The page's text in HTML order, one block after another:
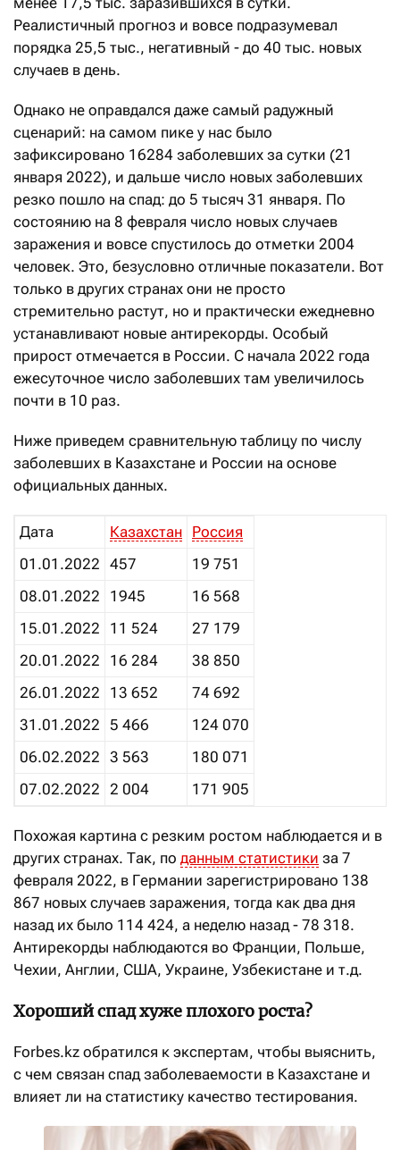
Реалистичный прогноз и вовсе подразумевал
порядка 25,5 тыс., негативный - до 40 тыс. новых
случаев в день.
Однако не оправдался даже самый радужный
сценарий: на самом пике у нас было
зафиксировано 16284 заболевших за сутки (21
января 2022), и дальше число новых заболевших
резко пошло на спад: до 5 тысяч 31 января. По
состоянию на 8 февраля число новых случаев
заражения и вовсе спустилось до отметки 2004
человек. Это, безусловно отличные показатели. Вот
только в других странах они не просто
стремительно растут, но и практически ежедневно
устанавливают новые антирекорды. Особый
прирост отмечается в России. С начала 2022 года
ежесуточное число заболевших там увеличилось
почти в 10 раз.
Ниже приведем сравнительную таблицу по числу
заболевших в Казахстане и России на основе
официальных данных.
Дата Казахстан Россия
01.01.2022 457
19 751
08.01.2022
1945
16 568
15.01.2022
11 524
27 179
20.01.2022
16 284
38 850
26.01.2022
13 652
74 692
31.01.2022 5 466
124 070
06.02.2022 3 563
180 071
07.02.2022
2 004 171 905
Похожая картина с резким ростом наблюдается и в
других странах. Так, по данным статистики за 7
февраля 2022, в Германии зарегистрировано 138
867 новых случаев заражения, тогда как два дня
назад их было 114 424, а неделю назад - 78 318.
Антирекорды наблюдаются во Франции, Польше,
Чехии, Англии, США, Украине, Узбекистане и т.д.
Хороший спад хуже плохого роста?
Forbes.kz обратился к экспертам, чтобы выяснить,
с чем связан спад заболеваемости в Казахстане и
влияет ли на статистику качество тестирования.